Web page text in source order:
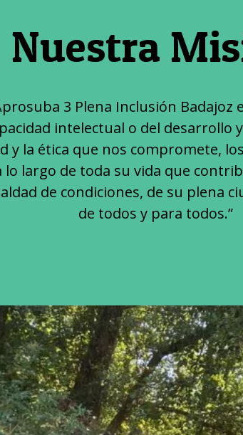
Nuestra
3 Plena Inclusión Badajoz
intelectual o del desarrollo
y la ética que nos compromete,
lo largo de toda su vida que
de condiciones, de su plena
de todos y para todos.”